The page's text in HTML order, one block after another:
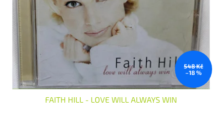
548 Kč
–18 %
FAITH HILL - LOVE WILL ALWAYS WIN